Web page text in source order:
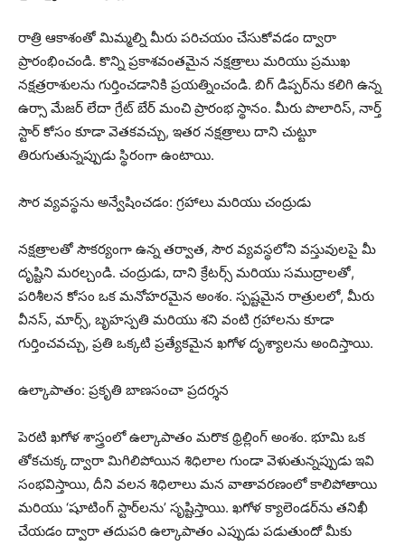
రాత్రి ఆకాశంతో మిమ్మల్ని మీరు పరిచయం చేసుకోవడం ద్వారా
ప్రారంభించండి. కొన్ని ప్రకాశవంతమైన నక్షత్రాలు మరియు ప్రముఖ
నక్షత్రరాశులను గుర్తించడానికి ప్రయత్నించండి. బిగ్ డిప్పర్‌ను కలిగి ఉన్న
ఉర్సా మేజర్ లేదా గ్రేట్ బేర్ మంచి ప్రారంభ స్థానం. మీరు పొలారిస్, నార్త్
స్టార్ కోసం కూడా వెతకవచ్చు, ఇతర నక్షత్రాలు దాని చుట్టూ
తిరుగుతున్నప్పుడు స్థిరంగా ఉంటాయి.
సౌర వ్యవస్థను అన్వేషించడం: గ్రహాలు మరియు చంద్రుడు
నక్షత్రాలతో సౌకర్యంగా ఉన్న తర్వాత, సౌర వ్యవస్థలోని వస్తువులపై మీ
దృష్టిని మరల్చండి. చంద్రుడు, దాని క్రేటర్స్ మరియు సముద్రాలతో,
పరిశీలన కోసం ఒక మనోహరమైన అంశం. స్పష్టమైన రాత్రులలో, మీరు
వీనస్, మార్స్, బృహస్పతి మరియు శని వంటి గ్రహాలను కూడా
గుర్తించవచ్చు, ప్రతి ఒక్కటి ప్రత్యేకమైన ఖగోళ దృశ్యాలను అందిస్తాయి.
ఉల్కాపాతం: ప్రకృతి బాణసంచా ప్రదర్శన
పెరటి ఖగోళ శాస్త్రంలో ఉల్కాపాతం మరొక థ్రిల్లింగ్ అంశం. భూమి ఒక
తోకచుక్క ద్వారా మిగిలిపోయిన శిధిలాల గుండా వెళుతున్నప్పుడు ఇవి
సంభవిస్తాయి, దీని వలన శిధిలాలు మన వాతావరణంలో కాలిపోతాయి
మరియు ‘షూటింగ్ స్టార్‌లను’ సృష్టిస్తాయి. ఖగోళ క్యాలెండర్‌ను తనిఖీ
చేయడం ద్వారా తదుపరి ఉల్కాపాతం ఎప్పుడు పడుతుందో మీకు